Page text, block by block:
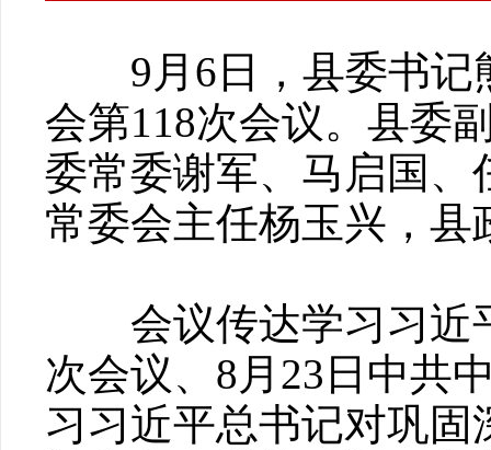
9月6日，县委书记
会第118次会议。县委
委常委谢军、马启国
常委会主任杨玉兴，
会议传达学习习近
次会议、8月23日中共
习习近平总书记对巩